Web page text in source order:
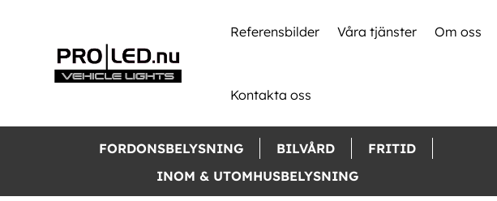
Referensbilder Våra tjänster Om oss
Kontakta oss
FORDONSBELYSNING BILVÅRD
FRITID
INOM & UTOMHUSBELYSNING